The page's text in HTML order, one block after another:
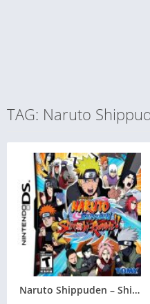
TAG: Naruto
Naruto Shippuden –